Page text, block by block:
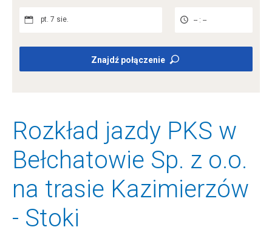
pt. 7 sie. -- : --
Znajdź połączenie
Rozkład jazdy PKS w
Bełchatowie Sp. z o.o.
na trasie Kazimierzów
- Stoki